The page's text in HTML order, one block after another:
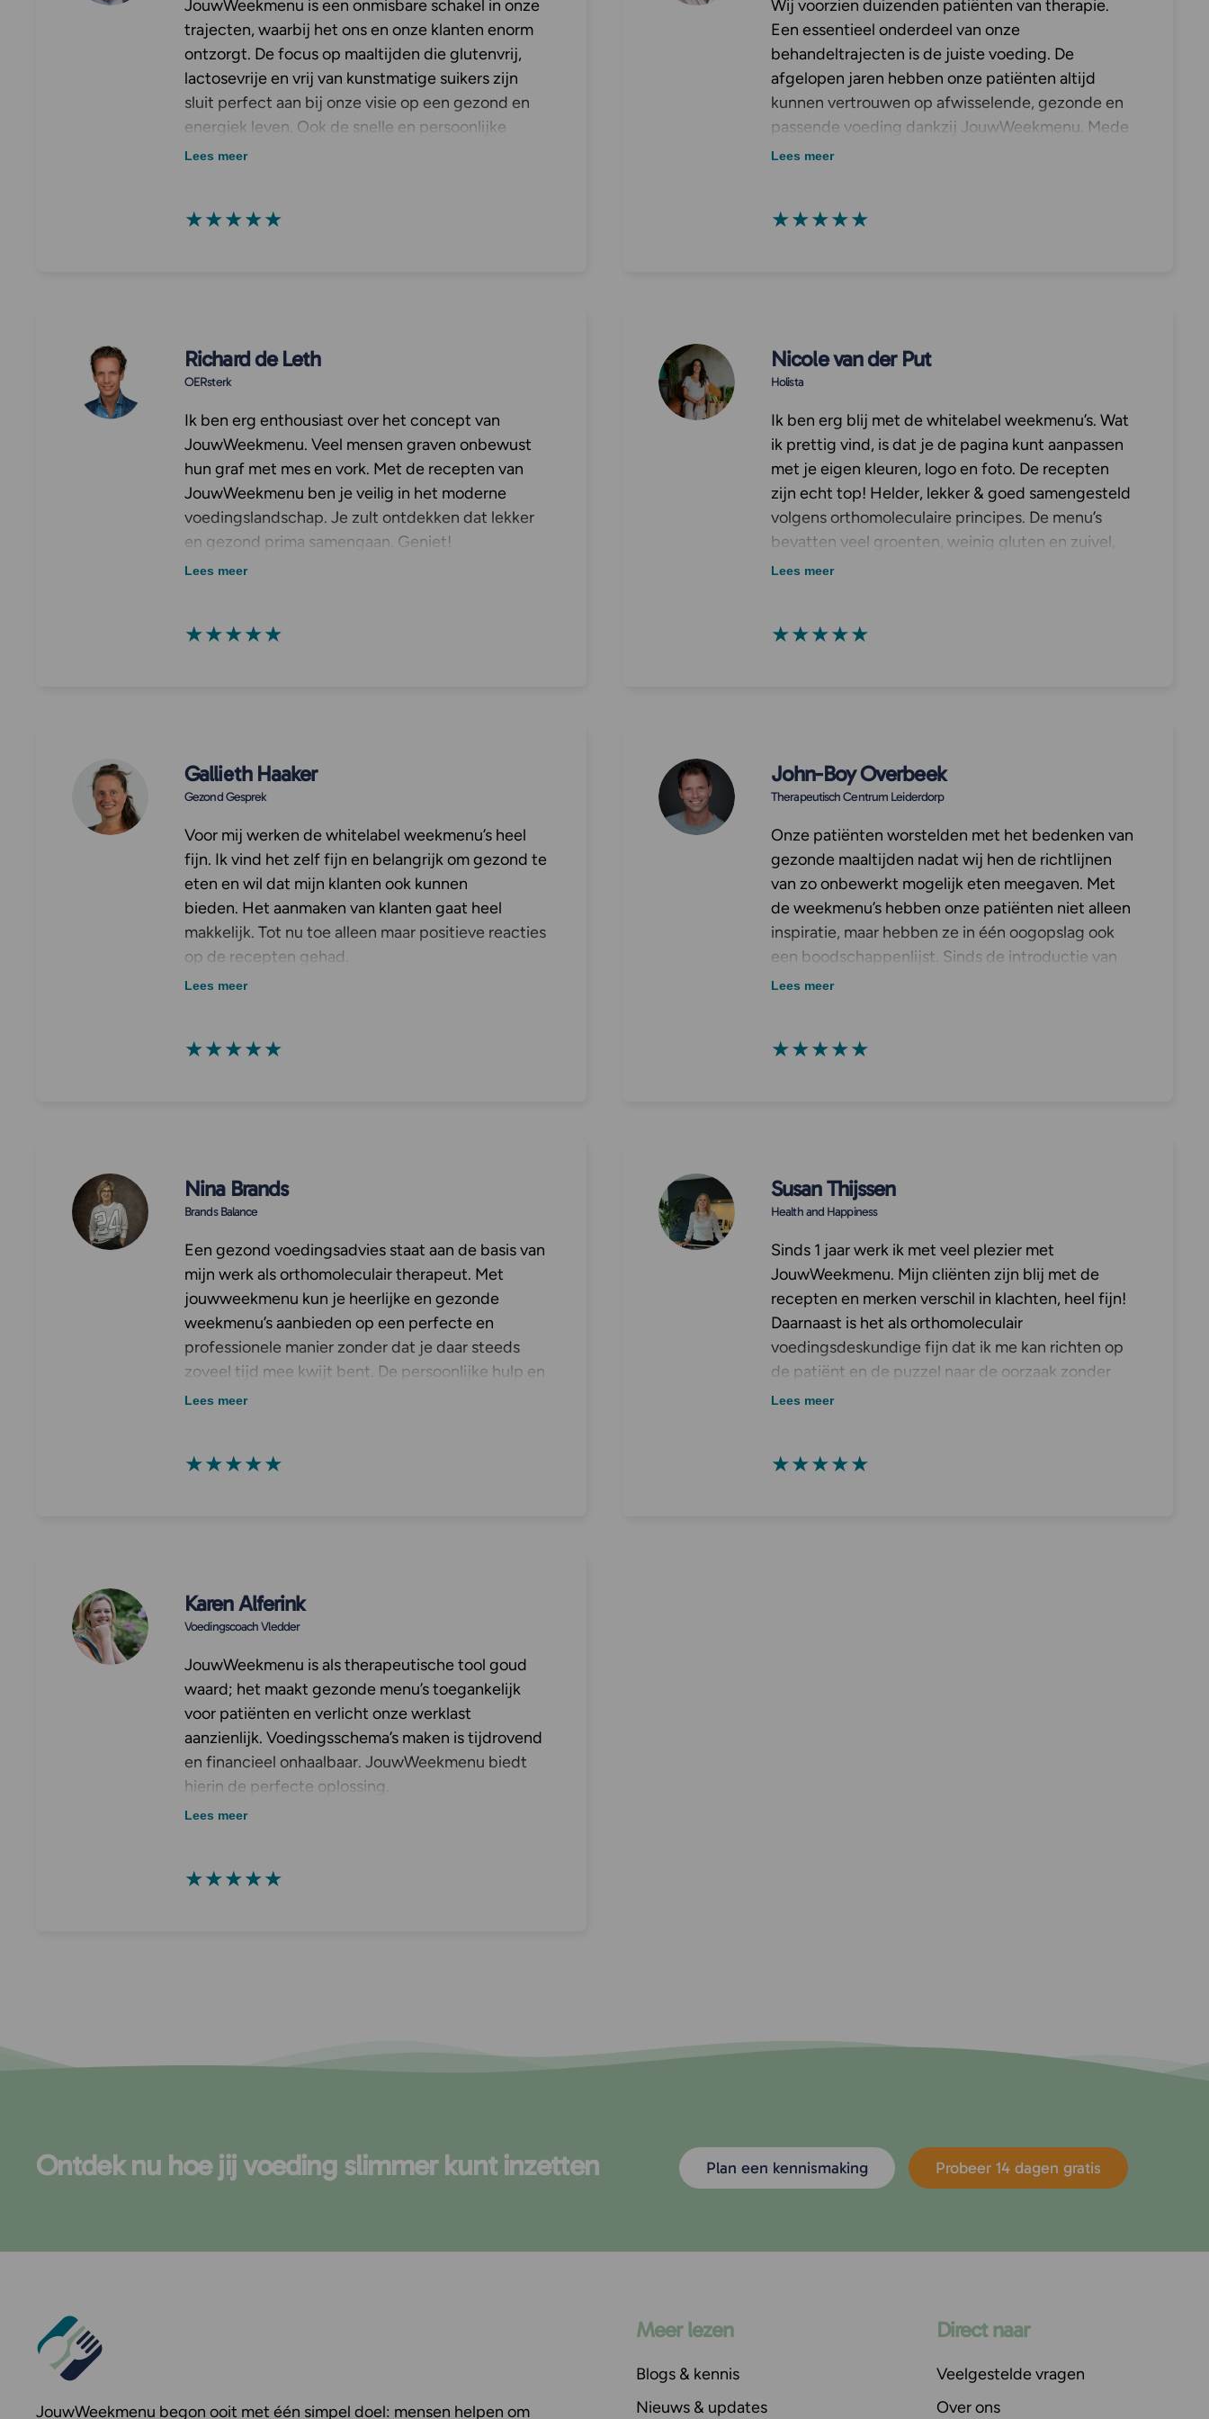
JouwWeekmenu is een onmisbare schakel in onze
trajecten, waarbij het ons en onze klanten enorm
ontzorgt. De focus op maaltijden die glutenvrij,
lactosevrije en vrij van kunstmatige suikers zijn
sluit perfect aan bij onze visie op een gezond en
energiek leven. Ook de snelle en persoonlijke
service naar ons als partner ervaren we als zeer
ervaren: als een verrijking in plaats van een
Lees meer
★★★★★
Wij voorzien duizenden patiënten van therapie.
Een essentieel onderdeel van onze
behandeltrajecten is de juiste voeding. De
afgelopen jaren hebben onze patiënten altijd
kunnen vertrouwen op afwisselende, gezonde en
passende voeding dankzij JouwWeekmenu. Mede
hierdoor konden zij herstellen van hun vage maag-
inmiddels zelf ook actieve fans van
Lees meer
★★★★★
Richard de Leth
OERsterk
Ik ben erg enthousiast over het concept van
JouwWeekmenu. Veel mensen graven onbewust
hun graf met mes en vork. Met de recepten van
JouwWeekmenu ben je veilig in het moderne
voedingslandschap. Je zult ontdekken dat lekker
en gezond prima samengaan. Geniet!
Lees meer
★★★★★
Nicole van der Put
Holista
Ik ben erg blij met de whitelabel weekmenu’s. Wat
ik prettig vind, is dat je de pagina kunt aanpassen
met je eigen kleuren, logo en foto. De recepten
zijn echt top! Helder, lekker & goed samengesteld
volgens orthomoleculaire principes. De menu’s
bevatten veel groenten, weinig gluten en zuivel,
bieden veel variatie en zorgen voor een goede
Lees meer
★★★★★
Gallieth Haaker
Gezond Gesprek
Voor mij werken de whitelabel weekmenu’s heel
fijn. Ik vind het zelf fijn en belangrijk om gezond te
eten en wil dat mijn klanten ook kunnen
bieden. Het aanmaken van klanten gaat heel
makkelijk. Tot nu toe alleen maar positieve reacties
op de recepten gehad.
Lees meer
★★★★★
John-Boy Overbeek
Therapeutisch Centrum Leiderdorp
Onze patiënten worstelden met het bedenken van
gezonde maaltijden nadat wij hen de richtlijnen
van zo onbewerkt mogelijk eten meegaven. Met
de weekmenu’s hebben onze patiënten niet alleen
inspiratie, maar hebben ze in één oogopslag ook
een boodschappenlijst. Sinds de introductie van
de weekmenu’s horen wij van onze patiënten terug
Lees meer
★★★★★
Nina Brands
Brands Balance
Een gezond voedingsadvies staat aan de basis van
mijn werk als orthomoleculair therapeut. Met
jouwweekmenu kun je heerlijke en gezonde
weekmenu’s aanbieden op een perfecte en
professionele manier zonder dat je daar steeds
zoveel tijd mee kwijt bent. De persoonlijke hulp en
opstart voor mij was echt fantastisch en binnen no
Lees meer
★★★★★
Susan Thijssen
Health and Happiness
Sinds 1 jaar werk ik met veel plezier met
JouwWeekmenu. Mijn cliënten zijn blij met de
recepten en merken verschil in klachten, heel fijn!
Daarnaast is het als orthomoleculair
voedingsdeskundige fijn dat ik me kan richten op
de patiënt en de puzzel naar de oorzaak zonder
dat ik bezig hoef te zijn met recepten ontwikkelen.
Lees meer
★★★★★
Karen Alferink
Voedingscoach Vledder
JouwWeekmenu is als therapeutische tool goud
waard; het maakt gezonde menu’s toegankelijk
voor patiënten en verlicht onze werklast
aanzienlijk. Voedingsschema’s maken is tijdrovend
en financieel onhaalbaar. JouwWeekmenu biedt
hierin de perfecte oplossing.
Lees meer
★★★★★
Ontdek nu hoe jij voeding slimmer kunt inzetten Plan een kennismaking Probeer 14 dagen gratis
JouwWeekmenu begon ooit met één simpel doel: mensen helpen om
Meer lezen
Blogs & kennis
Nieuws & updates
Direct naar
Veelgestelde vragen
Over ons